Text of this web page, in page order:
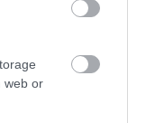
web or
még a legegyszerűbb
kezelnünk. Bizonyos